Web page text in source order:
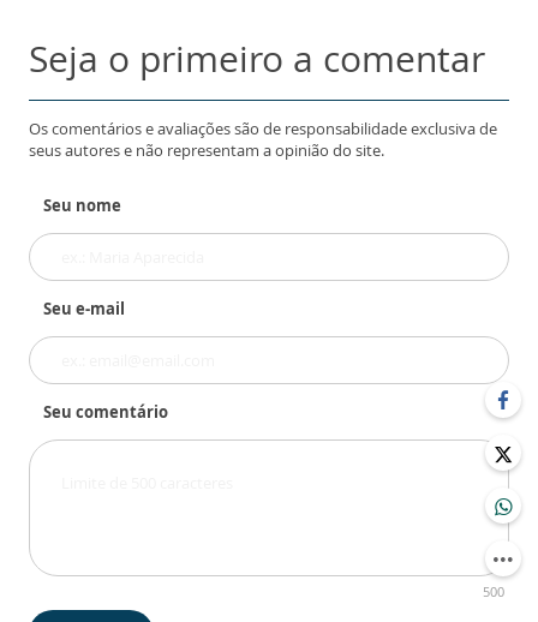
Seja o primeiro a comentar
Os comentários e avaliações são de responsabilidade exclusiva de
seus autores e não representam a opinião do site.
Seu nome
Seu e-mail
Seu comentário
500